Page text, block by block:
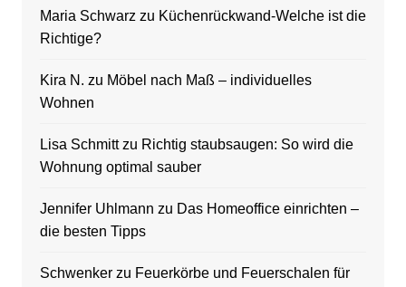
Maria Schwarz zu Küchenrückwand-Welche ist die
Richtige?
Kira N. zu Möbel nach Maß – individuelles
Wohnen
Lisa Schmittzu Richtig staubsaugen: So wird die
Wohnung optimal sauber
Jennifer Uhlmann zu Das Homeoffice einrichten –
die besten Tipps
Schwenkerzu Feuerkörbe und Feuerschalen für